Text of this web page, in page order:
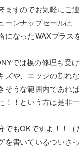
ますのでお気軽にご
ーンナップセールは
になったWAXプラス
では板の修理も受
ズや、エッジの割れ
そうな範囲内であれ
！！という方は是非
でもOKですよ！！（
を書いているついさっ